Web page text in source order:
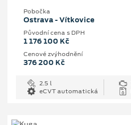
Pobočka
Ostrava - Vítkovice
Původní cena s DPH
1 176 100 Kč
Cenové zvýhodnění
376 200 Kč
2.5 l
eCVT automatická